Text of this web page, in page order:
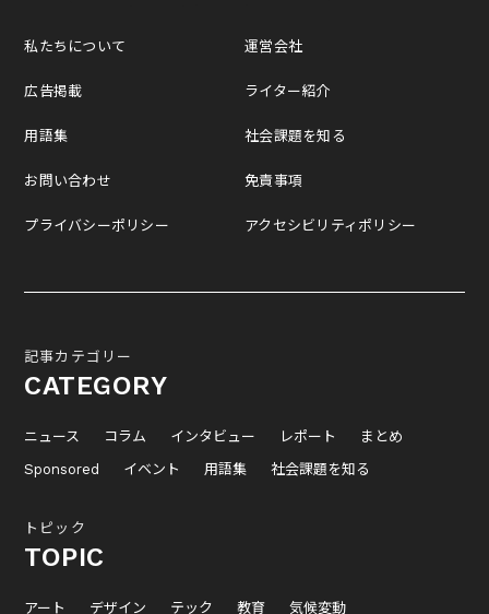
私たちについて
広告掲載
用語集
お問い合わせ
プライバシーポリシー
運営会社
ライター紹介
社会課題を知る
免責事項
アクセシビリティポリシー
記事カテゴリー
CATEGORY
ニュース コラム インタビュー レポート
まとめ
Sponsored
イベント 用語集 社会課題を知る
トピック
TOPIC
アート デザイン テック 教育 気候変動